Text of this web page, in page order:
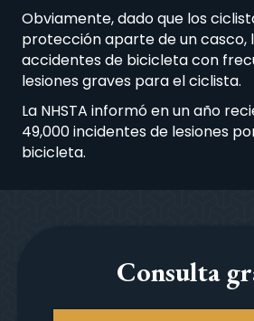
Obviamente, dado que los
protección aparte de un casco,
accidentes de bicicleta con
lesiones graves para el ciclista.
La NHSTA informó en un año
49,000 incidentes de lesiones
bicicleta.
Consulta